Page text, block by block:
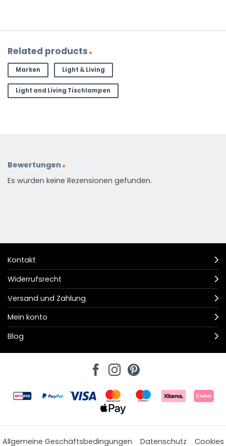
Related products
Marken Light & Living
Light and Living Tischlampen
Bewertungen
Es wurden keine Rezensionen gefunden.
Kontakt
Widerrufsrecht
Versand und Zahlung
Mein konto
Blog
Allgemeine Geschäftsbedingungen Datenschutz Cookies